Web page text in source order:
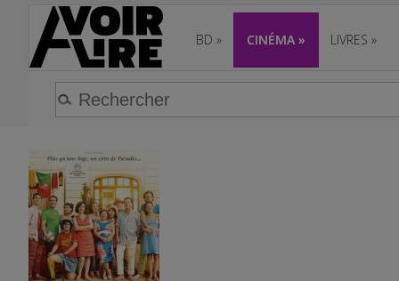
BD » CINÉMA » LIVRES »